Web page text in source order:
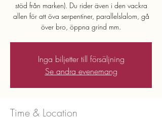
stöd från marken). Du rider även i den vackra
allen för att öva serpentiner, parallelslalom, gå
över bro, öppna grind mm.
Inga biljetter till försäljning
Se andra evenemang
Time & Location